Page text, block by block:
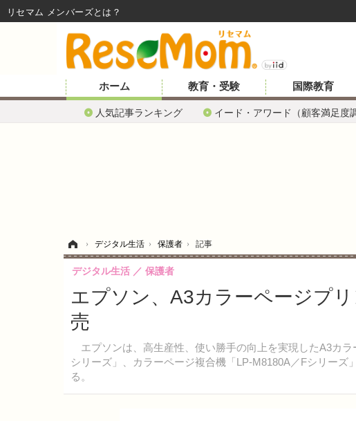
ホーム
人気記事ランキング イード・アワード（顧客満足度
教育・受験 国際教育
› デジタル生活 › 保護者 › 記事
エプソン、A3カラーページプ
売
エプソンは、高生産性、使い勝手の向上を実現したA3カ
シリーズ」、カラーページ複合機「LP-M8180A／Fシリー
る。
デジタル生活 保護者
リセマム メンバーズ